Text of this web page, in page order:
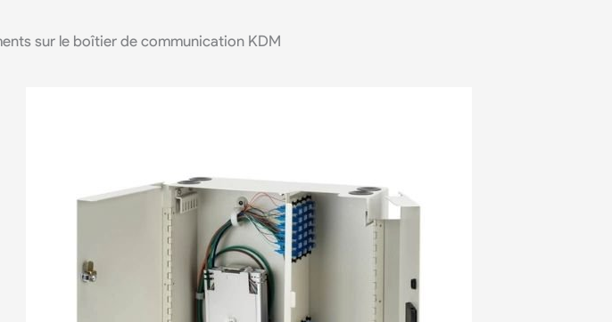
sur le boîtier de communication KDM